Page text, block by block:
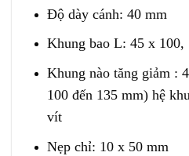
Độ dày cánh: 40 mm
Khung bao L: 45 x 100,
Khung nào tăng giảm :
100 đến 135 mm) hệ
vít
Nẹp chỉ: 10 x 50 mm